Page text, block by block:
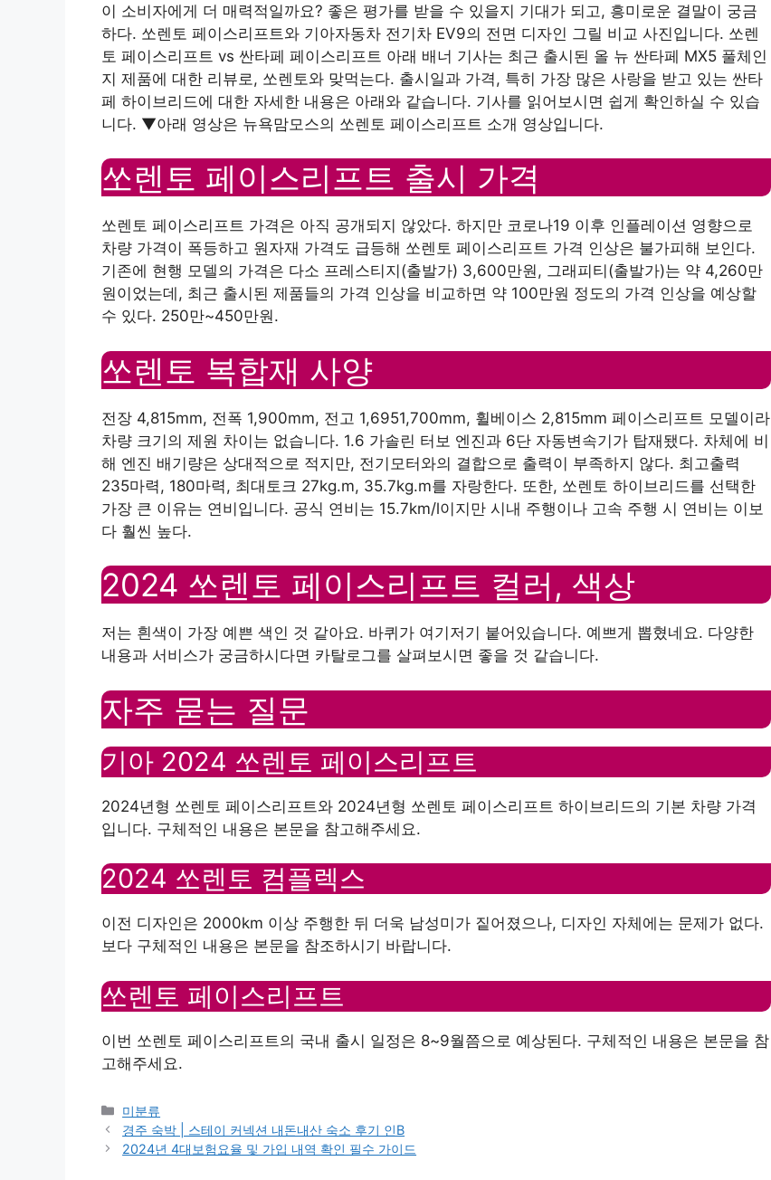
이 소비자에게 더 매력적일까요? 좋은 평가를 받을 수 있을지 기대가 되고, 흥미로운 결말이 궁금
하다. 쏘렌토 페이스리프트와 기아자동차 전기차 EV9의 전면 디자인 그릴 비교 사진입니다. 쏘렌
토 페이스리프트 vs 싼타페 페이스리프트 아래 배너 기사는 최근 출시된 올 뉴 싼타페 MX5 풀체인
지 제품에 대한 리뷰로, 쏘렌토와 맞먹는다. 출시일과 가격, 특히 가장 많은 사랑을 받고 있는 싼타
페 하이브리드에 대한 자세한 내용은 아래와 같습니다. 기사를 읽어보시면 쉽게 확인하실 수 있습
니다. ▼아래 영상은 뉴욕맘모스의 쏘렌토 페이스리프트 소개 영상입니다.
쏘렌토 페이스리프트 출시 가격
쏘렌토 페이스리프트 가격은 아직 공개되지 않았다. 하지만 코로나19 이후 인플레이션 영향으로
차량 가격이 폭등하고 원자재 가격도 급등해 쏘렌토 페이스리프트 가격 인상은 불가피해 보인다.
기존에 현행 모델의 가격은 다소 프레스티지(출발가) 3,600만원, 그래피티(출발가)는 약 4,260만
원이었는데, 최근 출시된 제품들의 가격 인상을 비교하면 약 100만원 정도의 가격 인상을 예상할
수 있다. 250만~450만원.
쏘렌토 복합재 사양
전장 4,815mm, 전폭 1,900mm, 전고 1,6951,700mm, 휠베이스 2,815mm 페이스리프트 모델이라
차량 크기의 제원 차이는 없습니다. 1.6 가솔린 터보 엔진과 6단 자동변속기가 탑재됐다. 차체에 비
해 엔진 배기량은 상대적으로 적지만, 전기모터와의 결합으로 출력이 부족하지 않다. 최고출력
235마력, 180마력, 최대토크 27kg.m, 35.7kg.m를 자랑한다. 또한, 쏘렌토 하이브리드를 선택한
가장 큰 이유는 연비입니다. 공식 연비는 15.7km/l이지만 시내 주행이나 고속 주행 시 연비는 이보
다 훨씬 높다.
2024 쏘렌토 페이스리프트 컬러, 색상
저는 흰색이 가장 예쁜 색인 것 같아요. 바퀴가 여기저기 붙어있습니다. 예쁘게 뽑혔네요. 다양한
내용과 서비스가 궁금하시다면 카탈로그를 살펴보시면 좋을 것 같습니다.
자주 묻는 질문
기아 2024 쏘렌토 페이스리프트
2024년형 쏘렌토 페이스리프트와 2024년형 쏘렌토 페이스리프트 하이브리드의 기본 차량 가격
입니다. 구체적인 내용은 본문을 참고해주세요.
2024 쏘렌토 컴플렉스
이전 디자인은 2000km 이상 주행한 뒤 더욱 남성미가 짙어졌으나, 디자인 자체에는 문제가 없다.
보다 구체적인 내용은 본문을 참조하시기 바랍니다.
쏘렌토 페이스리프트
이번 쏘렌토 페이스리프트의 국내 출시 일정은 8~9월쯤으로 예상된다. 구체적인 내용은 본문을 참
고해주세요.
Categories
미분류
경주 숙박 | 스테이 커넥션 내돈내산 숙소 후기 인B
2024년 4대보험요율 및 가입 내역 확인 필수 가이드